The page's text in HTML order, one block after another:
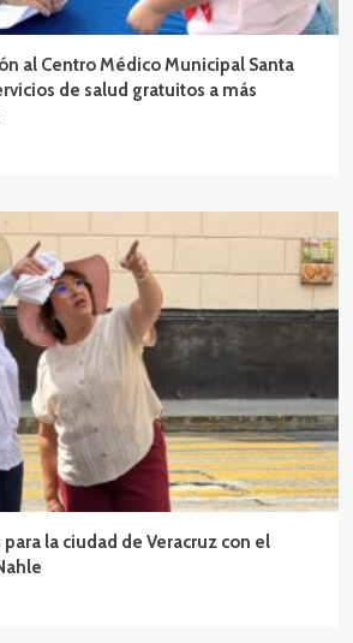
al Centro Médico Municipal Santa
de salud gratuitos a más
la ciudad de Veracruz con el